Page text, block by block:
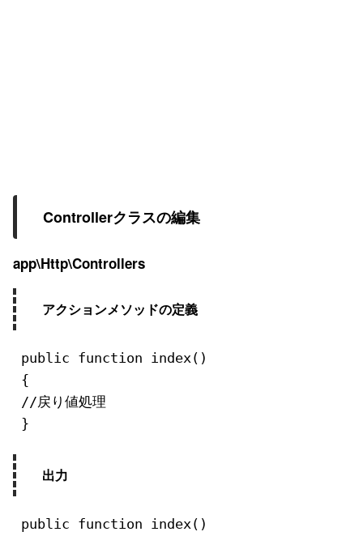
Controllerクラスの編集
app\Http\Controllers
アクションメソッドの定義
public function index()
{
//戻り値処理
}
出力
public function index()